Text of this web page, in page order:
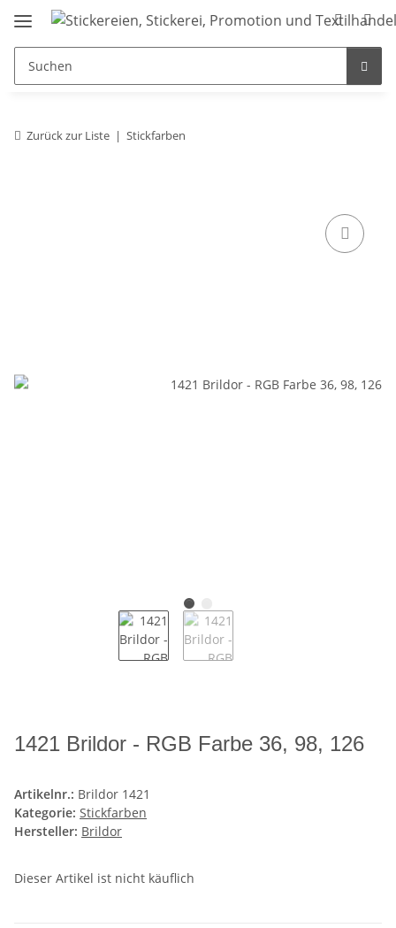
Zurück zur Liste Stickfarben
1421 Brildor - RGB Farbe 36, 98, 126
Artikelnr.: Brildor 1421
Kategorie: Stickfarben
Hersteller: Brildor
Dieser Artikel ist nicht käuflich